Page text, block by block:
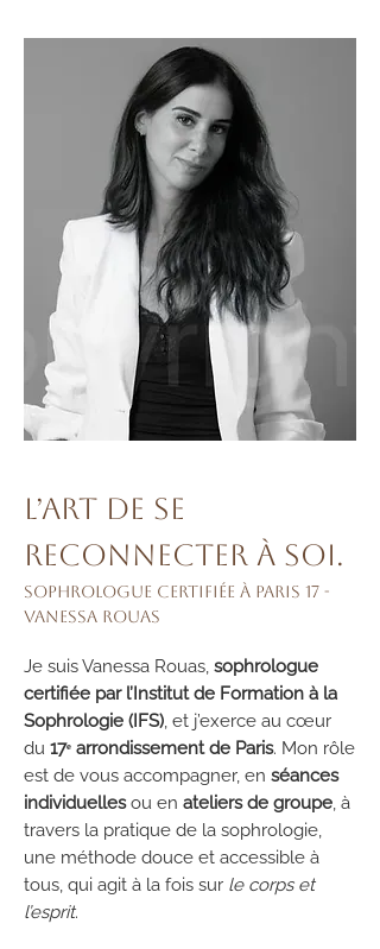
L’art de se
reconnecter à soi.
Sophrologue certifiée à Paris 17 -
Vanessa Rouas
Je suis Vanessa Rouas, sophrologue
certifiée par l’Institut de Formation à la
Sophrologie (IFS), et j’exerce au cœur
du 17ᵉ arrondissement de Paris. Mon rôle
est de vous accompagner, en séances
individuellesou en ateliers de groupe, à
travers la pratique de la sophrologie,
une méthode douce et accessible à
tous, qui agit à la fois sur le corps et
l’esprit.